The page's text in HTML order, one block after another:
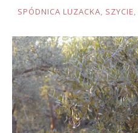
JOULE
SPÓDNICA LUZACKA, SZYCIE,